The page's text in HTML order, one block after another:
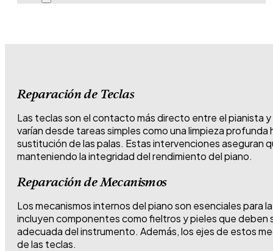
Reparación de Teclas
Las teclas son el contacto más directo entre el pianista
varían desde tareas simples como una limpieza
sustitución de las palas. Estas intervenciones
manteniendo la integridad del rendimiento del piano.
Reparación de Mecanismos
Los mecanismos internos del piano son esenciales
incluyen componentes como fieltros y pieles que deben
adecuada del instrumento. Además, los ejes de estos
de las teclas.